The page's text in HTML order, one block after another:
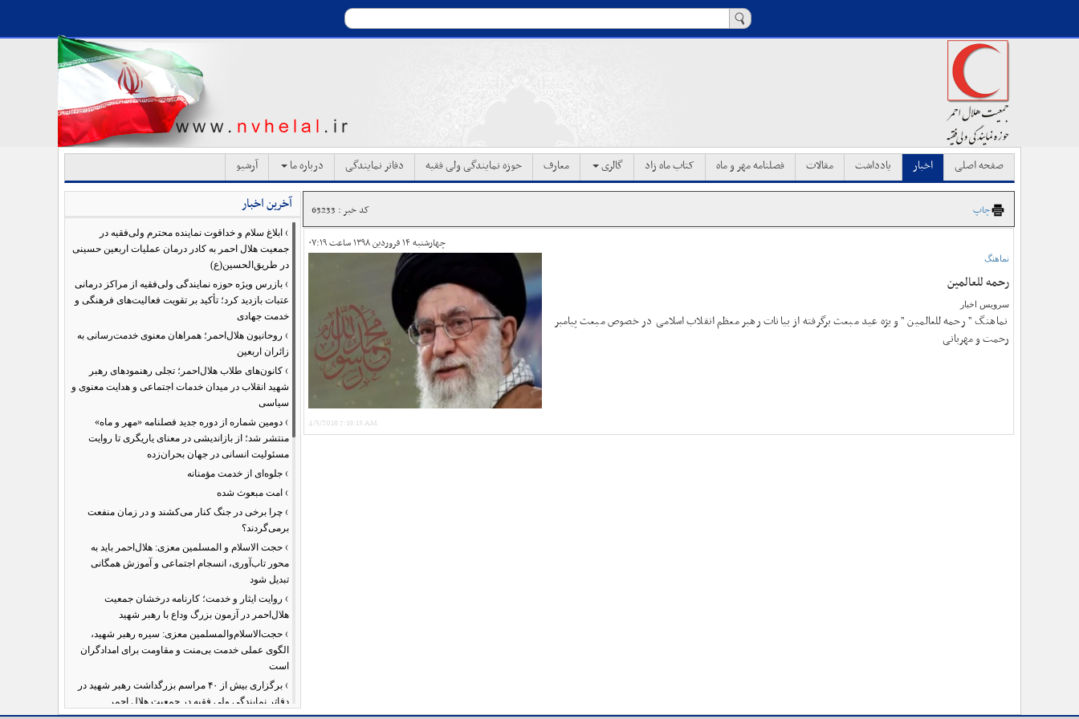
صفحه اصلی اخبار یادداشت مقالات فصلنامه مهر و ماه کتاب ماه زاد گالری معارف حوزه نمایندگی ولی فقیه دفاتر نمایندگی درباره ما آرشیو
چاپ کد خبر : 63233
نماهنگ
رحمه للعالمین
سرویس اخبار
نماهنگ " رحمه للعالمین " ویژه عید مبعث برگرفته از بیانات رهبر معظم انقلاب اسلامی در خصوص مبعث پیامبر
رحمت و مهربانی
چهارشنبه ۱۴ فروردین ۱۳۹۸ ساعت ۰۷:۱۹
4/3/2019 7:19:13 AM
آخرین اخبار
› ابلاغ سلام و خداقوت نماینده محترم ولی‌فقیه در
جمعیت هلال احمر به کادر درمان عملیات اربعین حسینی
در طریق‌الحسین(ع)
› بازرس ویژه حوزه نمایندگی ولی‌فقیه از مراکز درمانی
عتبات بازدید کرد؛ تأکید بر تقویت فعالیت‌های فرهنگی و
خدمت جهادی
› روحانیون هلال‌احمر؛ همراهان معنوی خدمت‌رسانی به
زائران اربعین
› کانون‌های طلاب هلال‌احمر؛ تجلی رهنمودهای رهبر
شهید انقلاب در میدان خدمات اجتماعی و هدایت معنوی و
سیاسی
› دومین شماره از دوره جدید فصلنامه «مهر و ماه»
منتشر شد؛ از بازاندیشی در معنای یاریگری تا روایت
مسئولیت انسانی در جهان بحران‌زده
› جلوه‌ای از خدمت مؤمنانه
› امت مبعوث شده
› چرا برخی در جنگ کنار می‌کشند و در زمان منفعت
برمی‌گردند؟
› حجت الاسلام و المسلمین معزی: هلال‌احمر باید به
محور تاب‌آوری، انسجام اجتماعی و آموزش همگانی
تبدیل شود
› روایت ایثار و خدمت؛ کارنامه درخشان جمعیت
هلال‌احمر در آزمون بزرگ وداع با رهبر شهید
› حجت‌الاسلام‌والمسلمین معزی: سیره رهبر شهید،
الگوی عملی خدمت بی‌منت و مقاومت برای امدادگران
است
›
برگزاری بیش از ۴۰ مراسم بزرگداشت رهبر شهید در
دفاتر نمایندگی ولی فقیه در جمعیت هلال احمر